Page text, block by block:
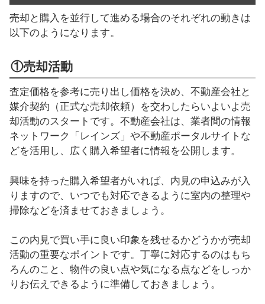
売却と購入を並行して進める場合のそれぞれの動きは
以下のようになります。
①売却活動
査定価格を参考に売り出し価格を決め、不動産会社と
媒介契約（正式な売却依頼）を交わしたらいよいよ売
却活動のスタートです。不動産会社は、業者間の情報
ネットワーク「レインズ」や不動産ポータルサイトな
どを活用し、広く購入希望者に情報を公開します。
興味を持った購入希望者がいれば、内見の申込みが入
りますので、いつでも対応できるように室内の整理や
掃除などを済ませておきましょう。
この内見で買い手に良い印象を残せるかどうかが売却
活動の重要なポイントです。丁寧に対応するのはもち
ろんのこと、物件の良い点や気になる点などをしっか
りお伝えできるように準備しておきましょう。